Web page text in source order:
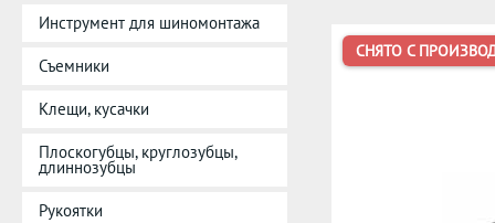
Инструмент для шиномонтажа
Съемники
Клещи, кусачки
Плоскогубцы, круглозубцы,
длиннозубцы
Рукоятки
СНЯТО С